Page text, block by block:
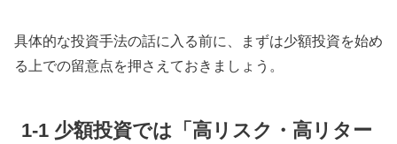
具体的な投資手法の話に入る前に、まずは少額投資を始め
る上での留意点を押さえておきましょう。
1-1 少額投資では「高リスク・高リター